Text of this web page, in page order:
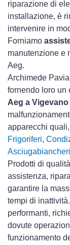
riparazione di
installazione, è
intervenire in
Forniamo
manutenzione e
Aeg.
Archimede
fornendo loro un
Aeg a Vigevano
apparecchi
Frigoriferi,
Prodotti di
assistenza,
garantire la
tempi di
performanti,
dovute
funzionamento